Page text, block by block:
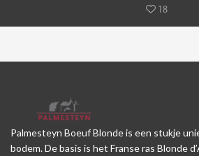
18
Palmesteyn Boeuf Blonde is een stukje
bodem. De basis is het Franse ras Blonde